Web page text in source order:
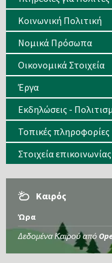
Κοινωνική Πολιτική
Νομικά Πρόσωπα
Οικονομικά Στοιχεία
Έργα
Εκδηλώσεις -
Τοπικές πληροφορίες
Στοιχεία
Καιρός
Ώρα
Δεδομένα Καιρού από